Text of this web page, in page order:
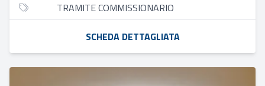
TRAMITE COMMISSIONARIO
SCHEDA DETTAGLIATA